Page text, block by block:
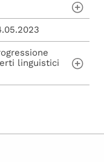
linguistici